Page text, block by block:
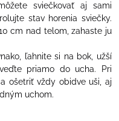
sviečkovať aj sami
stav horenia sviečky.
cm nad telom, zahaste ju
ľahnite si na bok, užší
priamo do ucha. Pri
ošetriť vždy obidve uši, aj
uchom.